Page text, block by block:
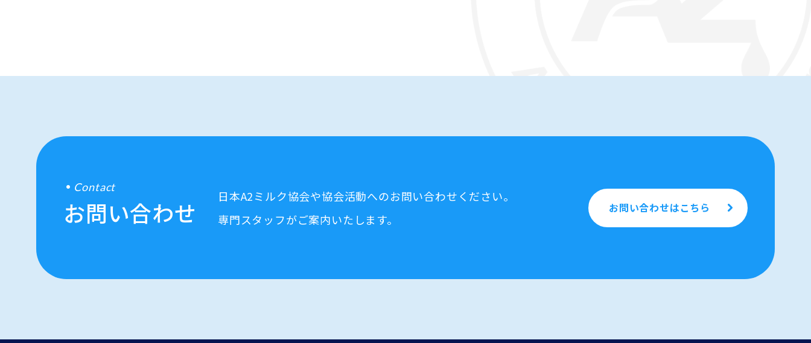
Contact
お問い合わせ
日本A2ミルク協会や協会活動へのお問い合わせください。
専門スタッフがご案内いたします。
お問い合わせはこちら